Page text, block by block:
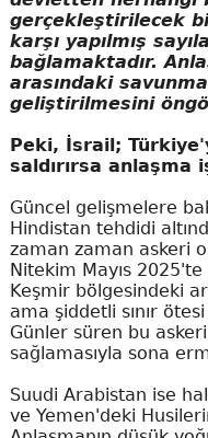
gerçekleştirilecek
karşı yapılmış
bağlamaktadır.
arasındaki
geliştirilmesini
Peki, İsrail;
saldırırsa anlaşma
Güncel gelişmelere
Hindistan tehdidi
zaman zaman askeri
Nitekim Mayıs
Keşmir bölgesindeki
ama şiddetli sınır
Günler süren bu
sağlamasıyla sona
Suudi Arabistan ise
ve Yemen'deki